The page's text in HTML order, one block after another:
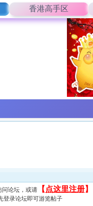
香港高手区
问论坛，或请 【 点这里注册】
登录论坛即可游览帖子